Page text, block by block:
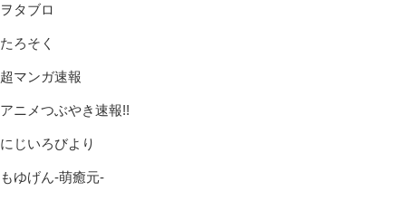
ヲタブロ
たろそく
超マンガ速報
アニメつぶやき速報!!
にじいろびより
もゆげん-萌癒元-